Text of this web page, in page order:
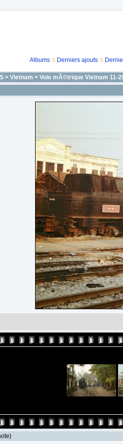
Albums
Derniers ajouts
> Vietnam > Voie mÃ©trique Vietnam 11-